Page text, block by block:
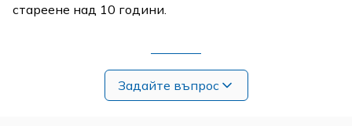
стареене над 10 години.
Задайте въпрос